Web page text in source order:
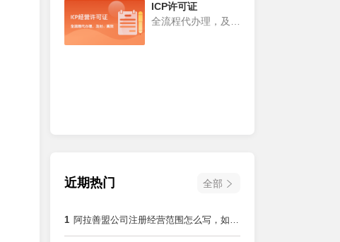
ICP许可证
全流程代办理，及
近期热门 全部
1 阿拉善盟公司注册经营范围怎么写，如何